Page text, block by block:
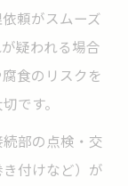
頼がスムーズ
疑われる場合
食のリスクを
です。
部の点検・交
付けなど）が